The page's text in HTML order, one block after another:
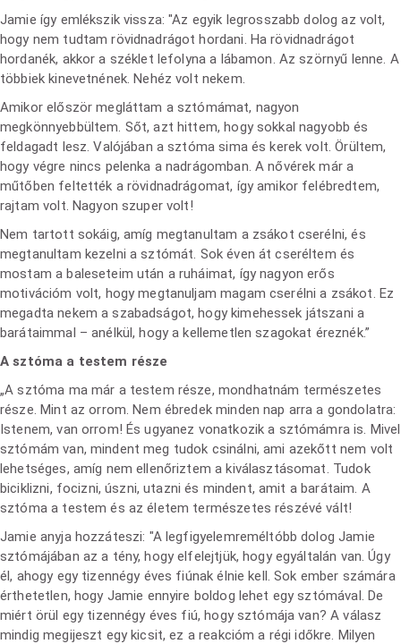
Jamie így emlékszik vissza: "Az egyik legrosszabb dolog az volt,
hogy nem tudtam rövidnadrágot hordani. Ha rövidnadrágot
hordanék, akkor a széklet lefolyna a lábamon. Az szörnyű lenne. A
többiek kinevetnének. Nehéz volt nekem.
Amikor először megláttam a sztómámat, nagyon
megkönnyebbültem. Sőt, azt hittem, hogy sokkal nagyobb és
feldagadt lesz. Valójában a sztóma sima és kerek volt. Örültem,
hogy végre nincs pelenka a nadrágomban. A nővérek már a
műtőben feltették a rövidnadrágomat, így amikor felébredtem,
rajtam volt. Nagyon szuper volt!
Nem tartott sokáig, amíg megtanultam a zsákot cserélni, és
megtanultam kezelni a sztómát. Sok éven át cseréltem és
mostam a baleseteim után a ruháimat, így nagyon erős
motivációm volt, hogy megtanuljam magam cserélni a zsákot. Ez
megadta nekem a szabadságot, hogy kimehessek játszani a
barátaimmal – anélkül, hogy a kellemetlen szagokat éreznék.”
A sztóma a testem része
„A sztóma ma már a testem része, mondhatnám természetes
része. Mint az orrom. Nem ébredek minden nap arra a gondolatra:
Istenem, van orrom! És ugyanez vonatkozik a sztómámra is. Mivel
sztómám van, mindent meg tudok csinálni, ami azekőtt nem volt
lehetséges, amíg nem ellenőriztem a kiválasztásomat. Tudok
biciklizni, focizni, úszni, utazni és mindent, amit a barátaim. A
sztóma a testem és az életem természetes részévé vált!
Jamie anyja hozzáteszi: "A legfigyelemreméltóbb dolog Jamie
sztómájában az a tény, hogy elfelejtjük, hogy egyáltalán van. Úgy
él, ahogy egy tizennégy éves fiúnak élnie kell. Sok ember számára
érthetetlen, hogy Jamie ennyire boldog lehet egy sztómával. De
miért örül egy tizennégy éves fiú, hogy sztómája van? A válasz
mindig megijeszt egy kicsit, ez a reakcióm a régi időkre. Milyen